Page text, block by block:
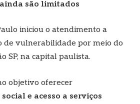
são limitados
iniciou o atendimento a
de vulnerabilidade por meio do
SP, na capital paulista.
objetivo oferecer
e acesso a serviços